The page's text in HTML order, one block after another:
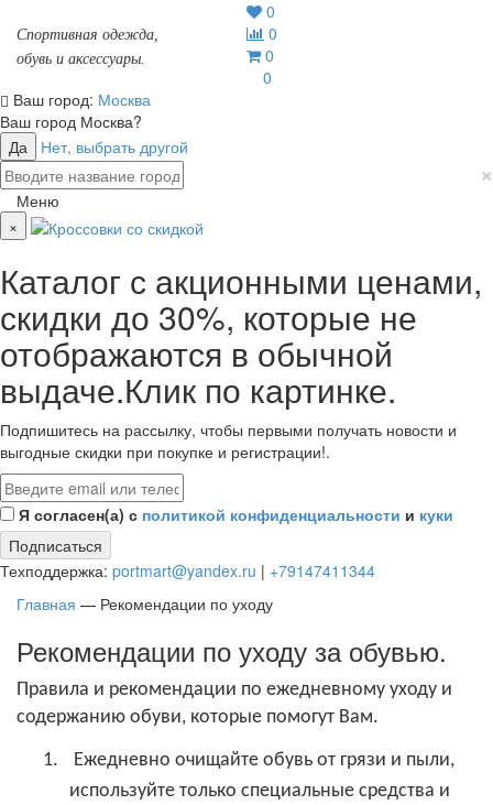
Спортивная одежда,
обувь и аксессуары.
0
0
0
0
Ваш город: Москва
Ваш город Москва?
Да
Нет, выбрать другой
×
Меню
×
Каталог с акционными ценами,
скидки до 30%, которые не
отображаются в обычной
выдаче.Клик по картинке.
Подпишитесь на рассылку, чтобы первыми получать новости и
выгодные скидки при покупке и регистрации!.
Я согласен(а) с политикой конфиденциальности и куки
Подписаться
Техподдержка: portmart@yandex.ru | +79147411344
Главная — Рекомендации по уходу
Рекомендации по уходу за обувью.
Правила и рекомендации по ежедневному уходу и
содержанию обуви, которые помогут Вам.
1.
Ежедневно очищайте обувь от грязи и пыли,
используйте только специальные средства и